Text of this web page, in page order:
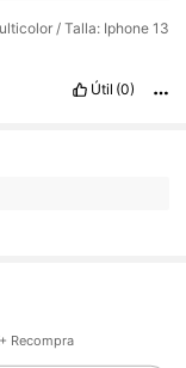
/ Talla: Iphone 13
Útil (0)
Recompra